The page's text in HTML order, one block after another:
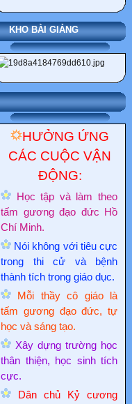
KHO BÀI GIẢNG
HƯỞNG ỨNG
CÁC CUỘC VẬN
ĐỘNG:
Học tập và làm theo
tấm gương đạo đức Hồ
Chí Minh.
Nói không với tiêu cực
trong thi cử và bệnh
thành tích trong giáo dục.
Mỗi thầy cô giáo là
tấm gương đạo đức, tự
học và sáng tạo.
Xây dựng trường học
thân thiện, học sinh tích
cực.
Dân chủ Kỷ cương